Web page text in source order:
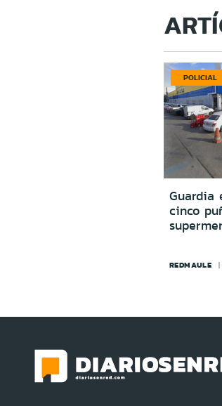
POLICIAL
Guardia
cinco
REDMAULE